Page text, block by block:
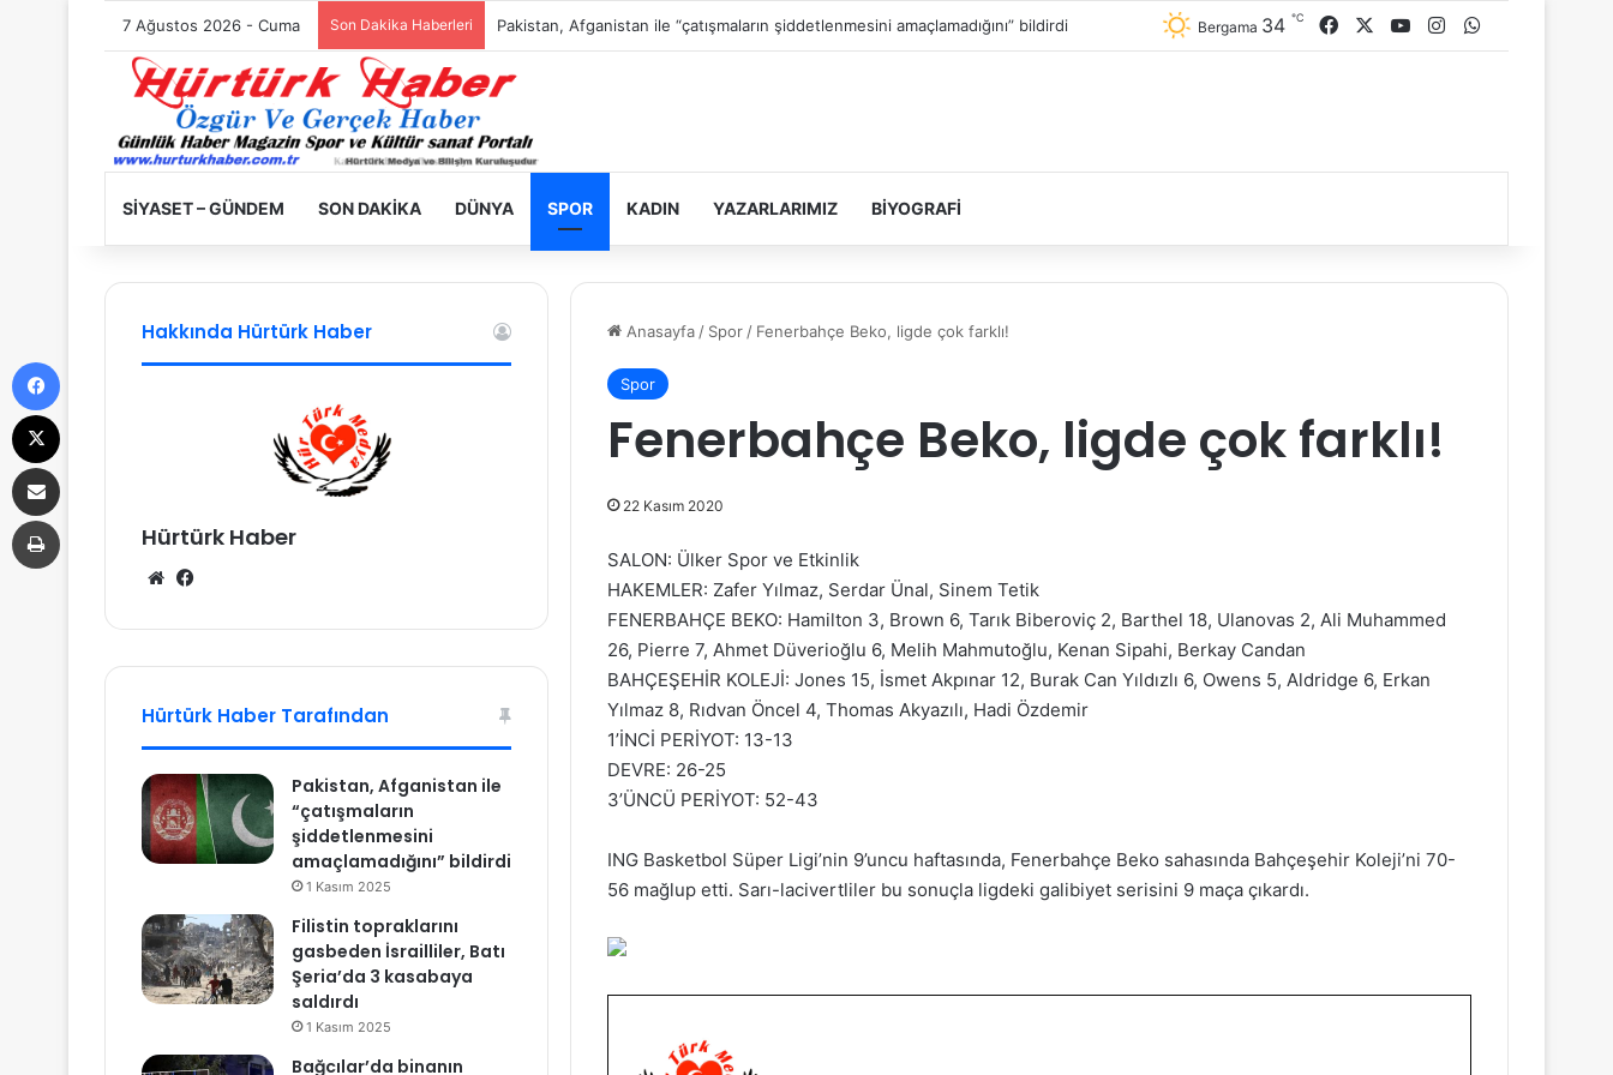
7 Ağustos 2026 - Cuma Son Dakika Haberleri Filistin topraklarını gasbeden İsrailliler, Batı Şeria’da 3 kasabaya saldırdı Bergama 34 ℃ Facebook YouTubeInstagram
SIYASET – GÜNDEM SON DAKIKA DÜNYA SPOR KADIN YAZARLARIMIZ BIYOGRAFI
Anasayfa / Spor / Fenerbahçe Beko, ligde çok farklı!
Spor
Fenerbahçe Beko, ligde çok farklı!
22 Kasım 2020
SALON: Ülker Spor ve Etkinlik
HAKEMLER: Zafer Yılmaz, Serdar Ünal, Sinem Tetik
FENERBAHÇE BEKO: Hamilton 3, Brown 6, Tarık Biberoviç 2, Barthel 18, Ulanovas 2, Ali Muhammed
26, Pierre 7, Ahmet Düverioğlu 6, Melih Mahmutoğlu, Kenan Sipahi, Berkay Candan
BAHÇEŞEHİR KOLEJİ: Jones 15, İsmet Akpınar 12, Burak Can Yıldızlı 6, Owens 5, Aldridge 6, Erkan
Yılmaz 8, Rıdvan Öncel 4, Thomas Akyazılı, Hadi Özdemir
1’İNCİ PERİYOT: 13-13
DEVRE: 26-25
3’ÜNCÜ PERİYOT: 52-43
ING Basketbol Süper Ligi’nin 9’uncu haftasında, Fenerbahçe Beko sahasında Bahçeşehir Koleji’ni 70-
56 mağlup etti. Sarı-lacivertliler bu sonuçla ligdeki galibiyet serisini 9 maça çıkardı.
Hakkında Hürtürk Haber
Hürtürk Haber
We
sit
esi
bo
ok
Hürtürk Haber Tarafından
Pakistan, Afganistan ile
“çatışmaların
şiddetlenmesini
amaçlamadığını” bildirdi
1 Kasım 2025
Filistin topraklarını
gasbeden İsrailliler, Batı
Şeria’da 3 kasabaya
saldırdı
1 Kasım 2025
Bağcılar’da binanın